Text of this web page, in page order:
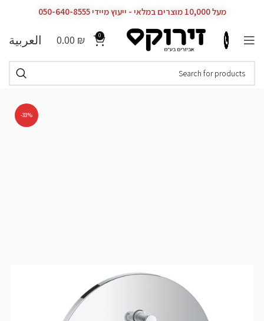
מעל 10,000 מוצרים במלאי - ייעוץ מיידי 050-640-8555
0
0.00 ₪ العربية
-33%